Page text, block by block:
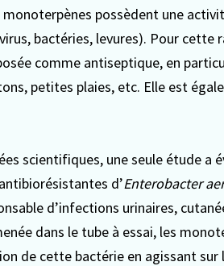
monoterpènes possèdent une
bactéries, levures). Pour cette
comme antiseptique, en
petites plaies, etc. Elle est
scientifiques, une seule étude a
d’Enterobacter
d’infections urinaires,
dans le tube à essai, les
de cette bactérie en agissant sur